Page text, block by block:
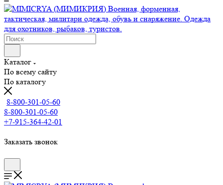
Каталог
По всему сайту
По каталогу
8-800-301-05-60
8-800-301-05-60
+7-915-364-42-01
Заказать звонок